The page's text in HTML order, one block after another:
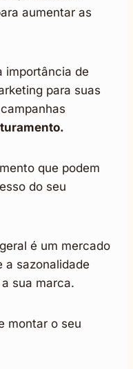
aumentar as
importância de
para suas
que podem
do seu
é um mercado
a sazonalidade
sua marca.
montar o seu